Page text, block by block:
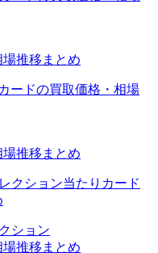
推移まとめ
推移まとめ
ション
推移まとめ